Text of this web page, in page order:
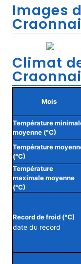
Images
Climat
Mois
Température
moyenne (°C)
Température
(°C)
Température
maximale moyenne
(°C)
Record de froid (°C)
date du record